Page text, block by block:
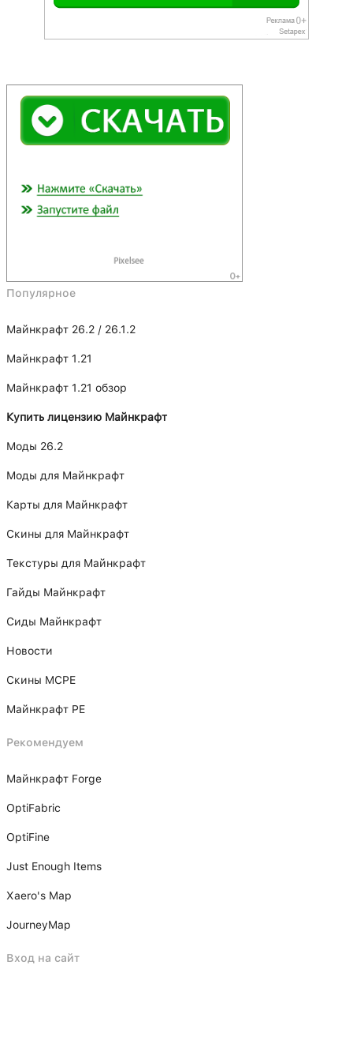
Популярное
Майнкрафт 26.2 / 26.1.2
Майнкрафт 1.21
Майнкрафт 1.21 обзор
Купить лицензию Майнкрафт
Моды 26.2
Моды для Майнкрафт
Карты для Майнкрафт
Скины для Майнкрафт
Текстуры для Майнкрафт
Гайды Майнкрафт
Сиды Майнкрафт
Новости
Скины MCPE
Майнкрафт PE
Рекомендуем
Майнкрафт Forge
OptiFabric
OptiFine
Just Enough Items
Xаero's Mаp
JourneyMap
Вход на сайт